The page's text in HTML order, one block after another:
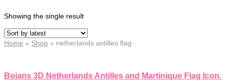
Showing the single result
Home » Shop » netherlands antilles flag
Boians 3D Netherlands Antilles and Martinique Flag Icon.